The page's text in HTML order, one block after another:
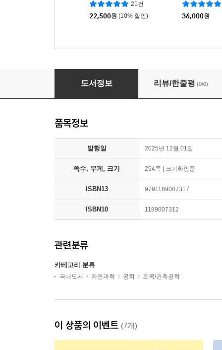
21건
22,500원 (10% 할인) 36,000원
건축이 궁금한 너에게
도서정보 리뷰/한줄평 (0/0)
품목정보
발행일 2025년 12월 01일
쪽수, 무게, 크기 254쪽 | 크기확인중
ISBN13 9791189007317
ISBN10 1189007312
관련분류
카테고리 분류
국내도서 자연과학 공학 토목/건축공학
이 상품의 이벤트 (7개)